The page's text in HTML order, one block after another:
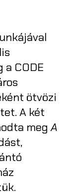
CODE
ötvözi
A két
megA